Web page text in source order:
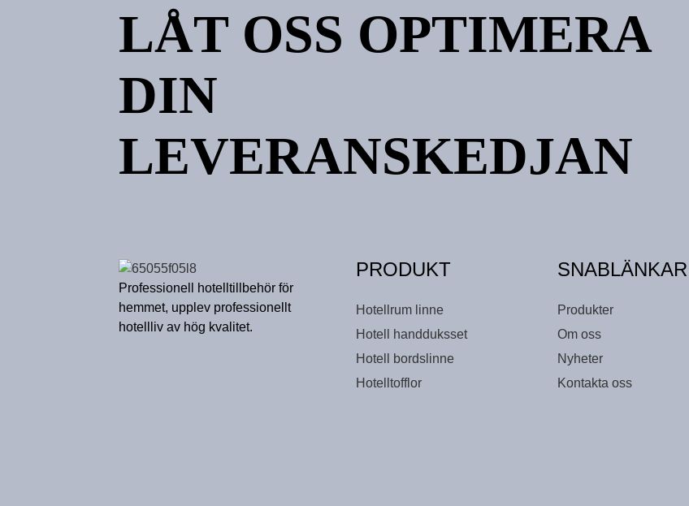
LÅT OSS OPTIMERA
DIN
LEVERANSKEDJAN
Professionell hotelltillbehör för
hemmet, upplev professionellt
hotellliv av hög kvalitet.
PRODUKT
Hotellrum linne
Hotell handduksset
Hotell bordslinne
Hotelltofflor
SNABLÄNKAR
Produkter
Om oss
Nyheter
Kontakta oss